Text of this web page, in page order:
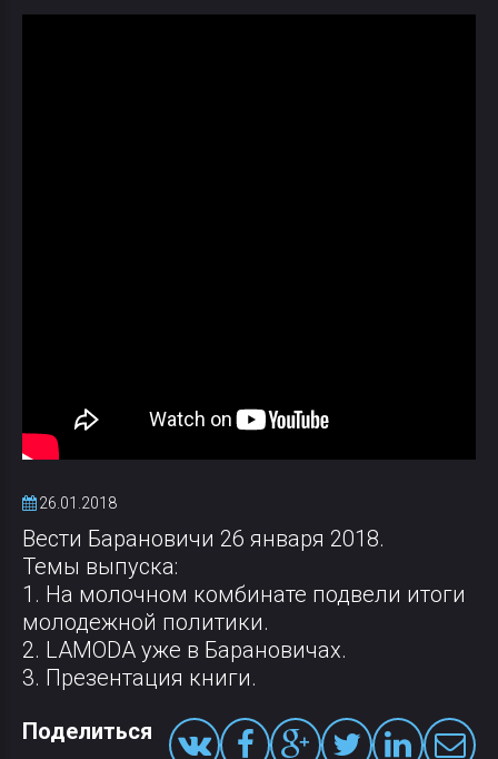
26.01.2018
Вести Барановичи 26 января 2018.
Темы выпуска:
1. На молочном комбинате подвели итоги
молодежной политики.
2. LAMODA уже в Барановичах.
3. Презентация книги.
Поделиться